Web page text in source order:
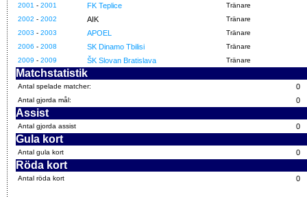
2001 - 2001 FK Teplice
Tränare
2002 - 2002 AIK
Tränare
2003 - 2003 APOEL
Tränare
2006 - 2008 SK Dinamo Tbilisi
Tränare
2009 - 2009 ŠK Slovan Bratislava Tränare
Matchstatistik
Antal spelade matcher: 0
Antal gjorda mål: 0
Assist
Antal gjorda assist 0
Gula kort
Antal gula kort 0
Röda kort
Antal röda kort 0